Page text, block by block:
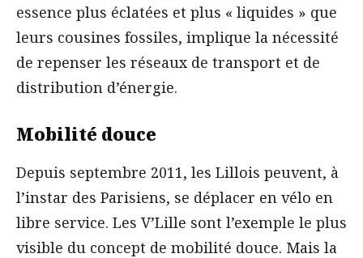
essence plus éclatées et plus « liquides » que
leurs cousines fossiles, implique la nécessité
de repenser les réseaux de transport et de
distribution d’énergie.
Mobilité douce
Depuis septembre 2011, les Lillois peuvent, à
l’instar des Parisiens, se déplacer en vélo en
libre service. Les V’Lille sont l’exemple le plus
visible du concept de mobilité douce. Mais la